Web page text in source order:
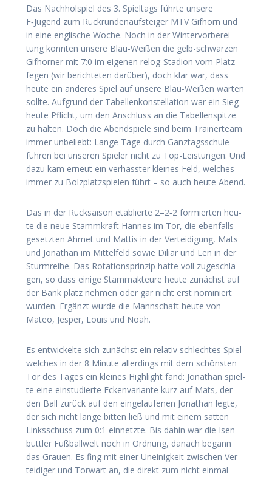
Das Nach­hol­spiel des 3. Spiel­tags führ­te unse­re
F‑Jugend zum Rück­run­den­auf­stei­ger MTV Gif­horn und
in eine eng­li­sche Woche. Noch in der Win­ter­vor­be­rei­
tung konn­ten unse­re Blau-Wei­ßen die gelb-schwar­zen
Gif­hor­ner mit 7:0 im eige­nen relog-Sta­di­on vom Platz
fegen (wir berich­te­ten dar­über), doch klar war, dass
heu­te ein ande­res Spiel auf unse­re Blau-Wei­ßen war­ten
soll­te. Auf­grund der Tabel­len­kon­stel­la­ti­on war ein Sieg
heu­te Pflicht, um den Anschluss an die Tabel­len­spit­ze
zu hal­ten. Doch die Abend­spie­le sind beim Trai­ner­team
immer unbe­liebt: Lan­ge Tage durch Ganz­tags­schu­le
füh­ren bei unse­ren Spie­ler nicht zu Top-Leis­tun­gen. Und
dazu kam erneut ein ver­hass­ter klei­nes Feld, wel­ches
immer zu Bolz­platz­spie­len führt – so auch heu­te Abend.
Das in der Rück­sai­son eta­blier­te 2–2‑2 for­mier­ten heu­
te die neue Stamm­kraft Han­nes im Tor, die eben­falls
gesetz­ten Ahmet und Mat­tis in der Ver­tei­di­gung, Mats
und Jona­than im Mit­tel­feld sowie Dili­ar und Len in der
Sturm­rei­he. Das Rota­ti­ons­prin­zip hat­te voll zuge­schla­
gen, so dass eini­ge Stamm­ak­teu­re heu­te zunächst auf
der Bank platz neh­men oder gar nicht erst nomi­niert
wur­den. Ergänzt wur­de die Mann­schaft heu­te von
Mateo, Jes­per, Lou­is und Noah.
Es ent­wi­ckel­te sich zunächst ein rela­tiv schlech­tes Spiel
wel­ches in der 8 Minu­te aller­dings mit dem schöns­ten
Tor des Tages ein klei­nes High­light fand: Jona­than spiel­
te eine ein­stu­dier­te Ecken­va­ri­an­te kurz auf Mats, der
den Ball zurück auf den ein­ge­lau­fe­nen Jona­than leg­te,
der sich nicht lan­ge bit­ten ließ und mit einem sat­ten
Links­schuss zum 0:1 ein­netz­te. Bis dahin war die Isen­
bütt­ler Fuß­ball­welt noch in Ord­nung, danach begann
das Grau­en. Es fing mit einer Unei­nig­keit zwi­schen Ver­
tei­di­ger und Tor­wart an, die direkt zum nicht ein­mal